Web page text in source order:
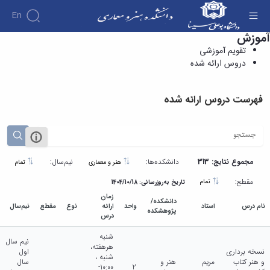
En
دروس ارائه شده - دانشکده هنر و معماری
آموزش
تقویم آموزشی
دروس ارائه شده
فهرست دروس ارائه شده
مجموع نتایج: 313 دانشکده‌ها: نیم‌سال: تمام
مقطع: تاریخ به‌روزرسانی: 1404/10/18
نام درس استاد
دانشکده/
پژوهشکده
واحد
زمان
ارائه
درس
نوع مقطع نیم‌سال
نسخه برداری
و هنر کتاب
مریم
هنر و
2
شنبه
هرهفته،
شنبه ،
10:00-
نیم سال
اول
سال